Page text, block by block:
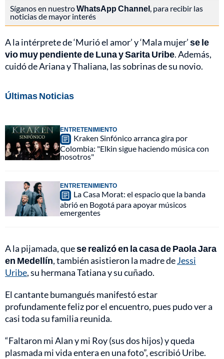
Síganos en nuestroWhatsApp Channel, para recibir las
noticias de mayor interés
A la intérprete de ‘Murió el amor’ y ‘Mala mujer’se le
vio muy pendiente de Luna y Sarita Uribe. Además,
cuidó de Ariana y Thaliana, las sobrinas de su novio.
Últimas Noticias
ENTRETENIMIENTO
Kraken Sinfónico arranca gira por
Colombia: "Elkin sigue haciendo música con
nosotros"
ENTRETENIMIENTO
La Casa Morat: el espacio que la banda
abrió en Bogotá para apoyar músicos
emergentes
A la pijamada, quese realizó en la casa de Paola Jara
en Medellín, también asistieron la madre deJessi
Uribe, su hermana Tatiana y su cuñado.
El cantante bumangués manifestó estar
profundamente feliz por el encuentro, pues pudo ver a
casi toda su familia reunida.
“Faltaron mi Alan y mi Roy (sus dos hijos) y queda
plasmada mi vida entera en una foto”, escribió Uribe.